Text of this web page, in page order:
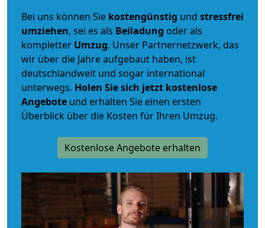
Bei uns können Sie kostengünstig und stressfrei
umziehen, sei es als Beiladung oder als
kompletter Umzug. Unser Partnernetzwerk, das
wir über die Jahre aufgebaut haben, ist
deutschlandweit und sogar international
unterwegs. Holen Sie sich jetzt kostenlose
Angebote und erhalten Sie einen ersten
Überblick über die Kosten für Ihren Umzug.
Kostenlose Angebote erhalten